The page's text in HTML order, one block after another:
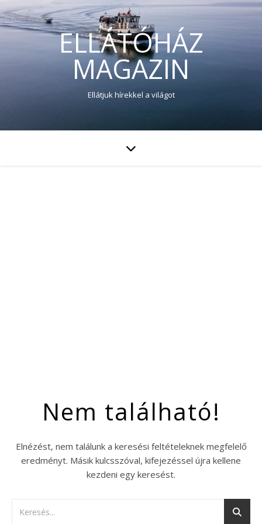
ELLÁTÓHÁZ
MAGAZIN
Ellátjuk hírekkel a világot
Nem található!
Elnézést, nem találunk a keresési feltételeknek megfelelő
eredményt. Másik kulcsszóval, kifejezéssel újra kellene
kezdeni egy keresést.